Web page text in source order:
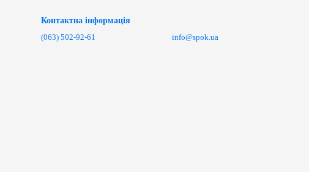
Контактна інформація
(063) 502-92-61
info@spok.ua